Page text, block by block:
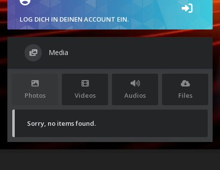
LOG DICH IN DEINEN ACCOUNT EIN.
Media
Photos Videos Audios Files
Sorry, no items found.